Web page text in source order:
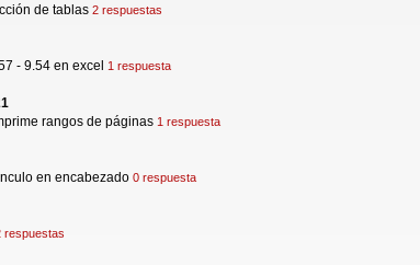
de tablas 2 respuestas
- 9.54 en excel 1 respuesta
rangos de páginas 1 respuesta
en encabezado 0 respuesta
respuestas